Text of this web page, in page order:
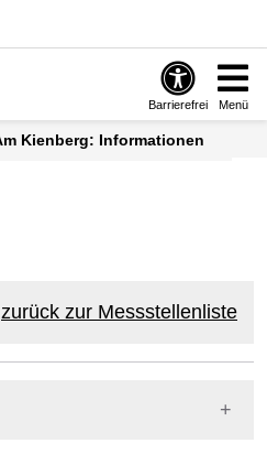
Barrierefrei Menü
Am Kienberg: Informationen
zurück zur Messstellenliste